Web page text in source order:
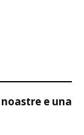
e una